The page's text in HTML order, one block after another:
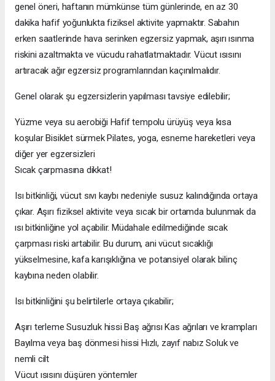
genel öneri, haftanın mümkünse tüm günlerinde, en az 30
dakika hafif yoğunlukta fiziksel aktivite yapmaktır. Sabahın
erken saatlerinde hava serinken egzersiz yapmak, aşırı ısınma
riskini azaltmakta ve vücudu rahatlatmaktadır. Vücut ısısını
artıracak ağır egzersiz programlarından kaçınılmalıdır.
Genel olarak şu egzersizlerin yapılması tavsiye edilebilir;
Yüzme veya su aerobiği Hafif tempolu ürüyüş veya kısa
koşular Bisiklet sürmek Pilates, yoga, esneme hareketleri veya
diğer yer egzersizleri
Sıcak çarpmasına dikkat!
Isı bitkinliği, vücut sıvı kaybı nedeniyle susuz kalındığında ortaya
çıkar. Aşırı fiziksel aktivite veya sıcak bir ortamda bulunmak da
ısı bitkinliğine yol açabilir. Müdahale edilmediğinde sıcak
çarpması riski artabilir. Bu durum, ani vücut sıcaklığı
yükselmesine, kafa karışıklığına ve potansiyel olarak bilinç
kaybına neden olabilir.
Isı bitkinliğini şu belirtilerle ortaya çıkabilir;
Aşırı terleme Susuzluk hissi Baş ağrısı Kas ağrıları ve krampları
Bayılma veya baş dönmesi hissi Hızlı, zayıf nabız Soluk ve
nemli cilt
Vücut ısısını düşüren yöntemler